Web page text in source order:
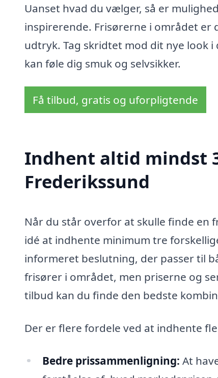
Uanset hvad du vælger, så er
inspirerende. Frisørerne i området
udtryk. Tag skridtet mod dit nye look
kan føle dig smuk og selvsikker.
Få tilbud, gratis og uforpligtende
Indhent altid mindst
Frederikssund
Når du står overfor at skulle finde en
idé at indhente minimum tre
informeret beslutning, der passer til
frisører i området, men priserne og
tilbud kan du finde den bedste
Der er flere fordele ved at indhente
Bedre prissammenligning: At